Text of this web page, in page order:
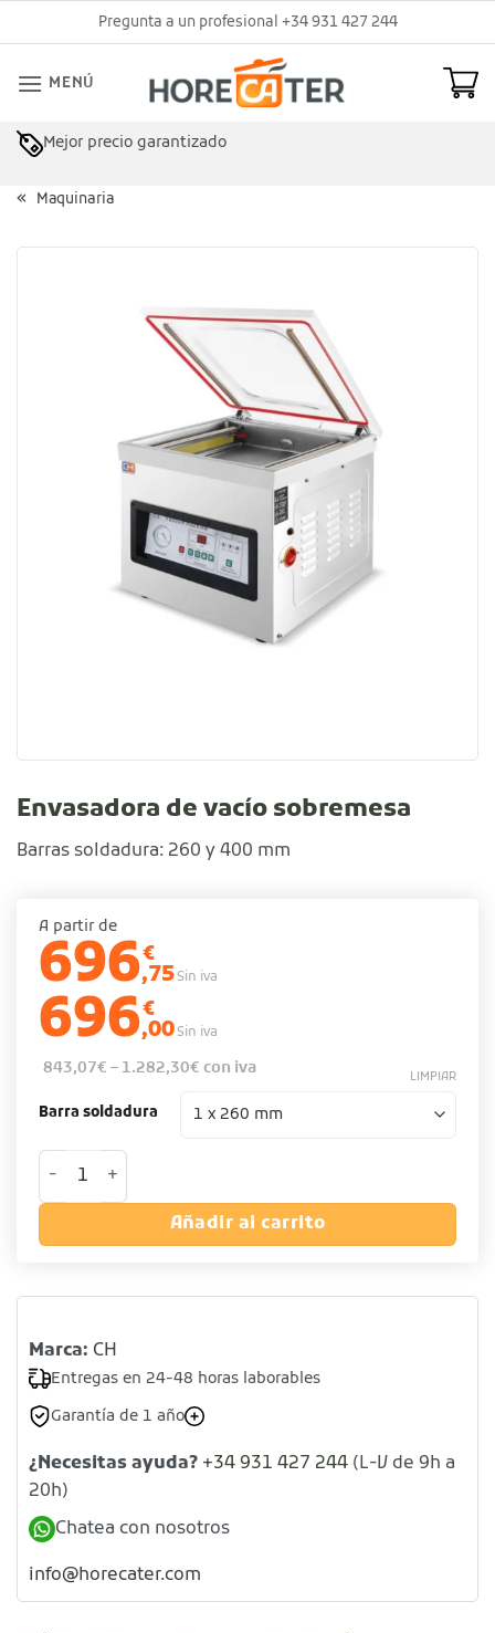
al
Pregunta a un profesional +34 931 427 244
MENÚ
Mejor precio garantizado
Asesoramiento profesional
Maquinaria
Envasadora de vacío sobremesa
Barras soldadura: 260 y 400 mm
A partir de
696€
,75Sin iva
696€
,00Sin iva
843,07€ – 1.282,30€ con iva
Barra soldadura
LIMPIAR
Envasadora de vacío sobremesa cantidad
Añadir al carrito
Marca: CH
Entregas en 24-48 horas laborables
Garantía de 1 año
¿Necesitas ayuda? +34 931 427 244 (L-V de 9h a
20h)
Chatea con nosotros
info@horecater.com